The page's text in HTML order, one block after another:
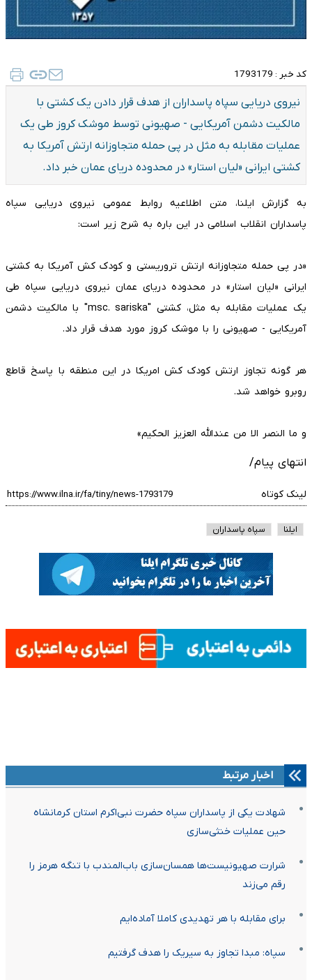
کد خبر : 1793179
نیروی دریایی سپاه پاسداران از هدف قرار دادن یک کشتی با
مالکیت دشمن آمریکایی - صهیونی توسط موشک کروز طی یک
عملیات مقابله به مثل در پی حمله متجاوزانه ارتش آمریکا به
کشتی ایرانی «لیان استار» در محدوده دریای عمان خبر داد.
به گزارش ایلنا، متن اطلاعیه روابط عمومی نیروی دریایی سپاه
پاسداران انقلاب اسلامی در این باره به شرح زیر است:
«در پی حمله متجاوزانه ارتش تروریستی و کودک کش آمریکا به کشتی
ایرانی «لیان استار» در محدوده دریای عمان نیروی دریایی سپاه طی
یک عملیات مقابله به مثل، کشتی "msc. sariska" با مالکیت دشمن
آمریکایی - صهیونی را با موشک کروز مورد هدف قرار داد.
هر گونه تجاوز ارتش کودک کش امریکا در این منطقه با پاسخ قاطع
روبرو خواهد شد.
و ما النصر الا من عندالله العزیز الحکیم»
انتهای پیام/
لینک کوتاه
ایلنا سپاه پاسداران
اخبار مرتبط
شهادت یکی از پاسداران سپاه حضرت نبی‌اکرم استان کرمانشاه
حین عملیات خنثی‌سازی
شرارت صهیونیست‌ها همسان‌سازی باب‌المندب با تنگه هرمز را
رقم می‌زند
برای مقابله با هر تهدیدی کاملا آماده‌ایم
سپاه: مبدا تجاوز به سیریک را هدف گرفتیم